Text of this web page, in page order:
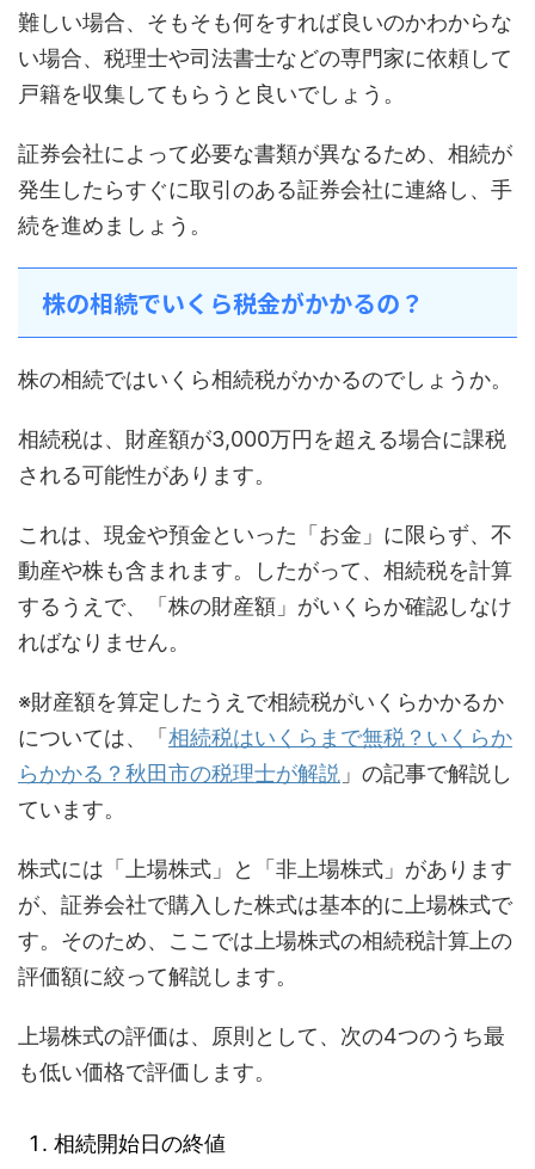
難しい場合、そもそも何をすれば良いのかわからな
い場合、税理士や司法書士などの専門家に依頼して
戸籍を収集してもらうと良いでしょう。
証券会社によって必要な書類が異なるため、相続が
発生したらすぐに取引のある証券会社に連絡し、手
続を進めましょう。
株の相続でいくら税金がかかるの？
株の相続ではいくら相続税がかかるのでしょうか。
相続税は、財産額が3,000万円を超える場合に課税
される可能性があります。
これは、現金や預金といった「お金」に限らず、不
動産や株も含まれます。したがって、相続税を計算
するうえで、「株の財産額」がいくらか確認しなけ
ればなりません。
※財産額を算定したうえで相続税がいくらかかるか
については、「相続税はいくらまで無税？いくらか
らかかる？秋田市の税理士が解説 」の記事で解説し
ています。
株式には「上場株式」と「非上場株式」があります
が、証券会社で購入した株式は基本的に上場株式で
す。そのため、ここでは上場株式の相続税計算上の
評価額に絞って解説します。
上場株式の評価は、原則として、次の4つのうち最
も低い価格で評価します。
相続開始日の終値